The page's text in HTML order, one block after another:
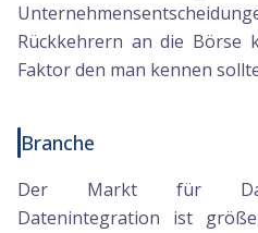
Rückkehrern an die Börse
Faktor den man kennen
Branche
Der Markt für
Datenintegration ist